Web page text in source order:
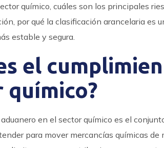
químico, cuáles son los principales
por qué la clasificación arancelaria es
estable y segura.
el
químico?
en el sector químico es el
para mover mercancías químicas